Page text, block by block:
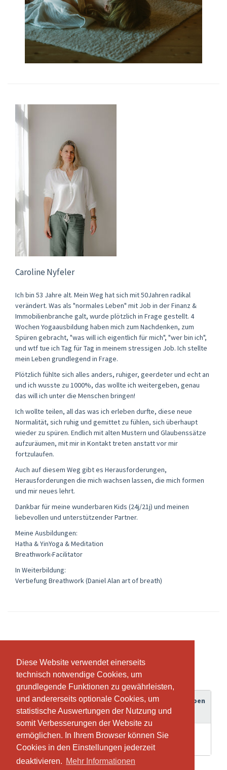
Diese Website verwendet einerseits
technisch notwendige Cookies, um
grundlegende Funktionen zu gewährleisten,
und andererseits optionale Cookies, um
statistische Auswertungen der Nutzung und
somit Verbesserungen der Website zu
ermöglichen. In Ihrem Browser können Sie
Cookies in den Einstellungen jederzeit
deaktivieren. Mehr Informationen
Diese Website verwendet einerseits
technisch notwendige Cookies, um
grundlegende Funktionen zu gewährleisten,
und andererseits optionale Cookies, um
statistische Auswertungen der Nutzung und
somit Verbesserungen der Website zu
ermöglichen. In Ihrem Browser können Sie
Cookies in den Einstellungen jederzeit
deaktivieren. Mehr Informationen
Caroline Nyfeler
Ich bin 53 Jahre alt. Mein Weg hat sich mit 50Jahren radikal
verändert. Was als "normales Leben" mit Job in der Finanz &
Immobilienbranche galt, wurde plötzlich in Frage gestellt. 4
Wochen Yogaausbildung haben mich zum Nachdenken, zum
Spüren gebracht, "was will ich eigentlich für mich", "wer bin ich",
und wtf tue ich Tag für Tag in meinem stressigen Job. Ich stellte
mein Leben grundlegend in Frage.
Plötzlich fühlte sich alles anders, ruhiger, geerdeter und echt an
und ich wusste zu 1000%, das wollte ich weitergeben, genau
das will ich unter die Menschen bringen!
Ich wollte teilen, all das was ich erleben durfte, diese neue
Normalität, sich ruhig und gemittet zu fühlen, sich überhaupt
wieder zu spüren. Endlich mit alten Mustern und Glaubenssätze
aufzuräumen, mit mir in Kontakt treten anstatt vor mir
fortzulaufen.
Auch auf diesem Weg gibt es Herausforderungen,
Herausforderungen die mich wachsen lassen, die mich formen
und mir neues lehrt.
Dankbar für meine wunderbaren Kids (24j/21j) und meinen
liebevollen und unterstützender Partner.
Meine Ausbildungen:
Hatha & YinYoga & Meditation
Breathwork-Facilitator
In Weiterbildung:
Vertiefung Breathwork (Daniel Alan art of breath)
Abonnement
Gültigkeitsdauer Guthaben
Breathwork
Gruppensession
4 Wochen